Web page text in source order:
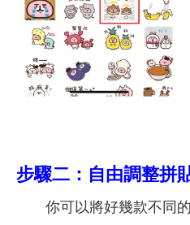
步驟二：自由調整拼
你可以將好幾款不同的